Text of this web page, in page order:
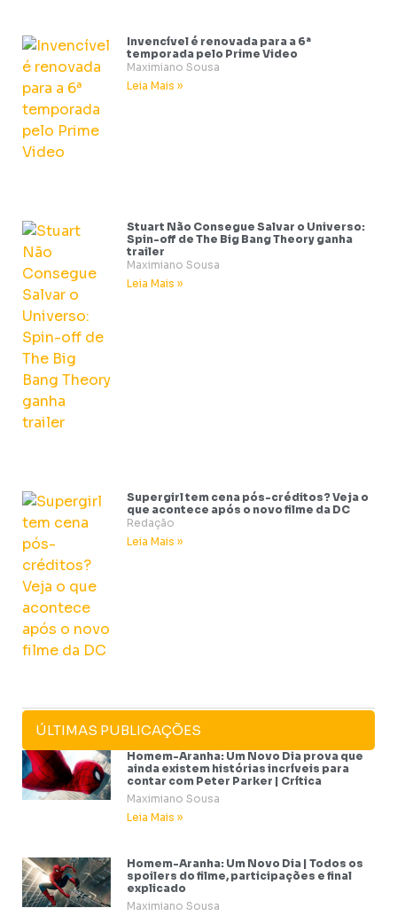
Invencível é renovada para a 6ª
temporada pelo Prime Video
Maximiano Sousa
Leia Mais »
Stuart Não Consegue Salvar o Universo:
Spin-off de The Big Bang Theory ganha
trailer
Maximiano Sousa
Leia Mais »
Supergirl tem cena pós-créditos? Veja o
que acontece após o novo filme da DC
Redação
Leia Mais »
ÚLTIMAS PUBLICAÇÕES
Homem-Aranha: Um Novo Dia prova que
ainda existem histórias incríveis para
contar com Peter Parker | Crítica
Maximiano Sousa
Leia Mais »
Homem-Aranha: Um Novo Dia | Todos os
spoilers do filme, participações e final
explicado
Maximiano Sousa